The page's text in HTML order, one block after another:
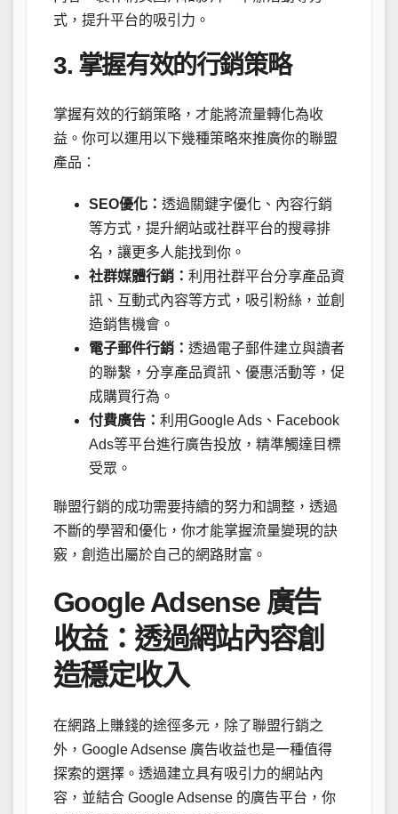
式，提升平台的吸引力。
3. 掌握有效的行銷策略
掌握有效的行銷策略，才能將流量轉化為收
益。你可以運用以下幾種策略來推廣你的聯盟
產品：
SEO優化： 透過關鍵字優化、內容行銷
等方式，提升網站或社群平台的搜尋排
名，讓更多人能找到你。
社群媒體行銷： 利用社群平台分享產品資
訊、互動式內容等方式，吸引粉絲，並創
造銷售機會。
電子郵件行銷： 透過電子郵件建立與讀者
的聯繫，分享產品資訊、優惠活動等，促
成購買行為。
付費廣告： 利用Google Ads、Facebook
Ads等平台進行廣告投放，精準觸達目標
受眾。
聯盟行銷的成功需要持續的努力和調整，透過
不斷的學習和優化，你才能掌握流量變現的訣
竅，創造出屬於自己的網路財富。
Google Adsense 廣告
收益：透過網站內容創
造穩定收入
在網路上賺錢的途徑多元，除了聯盟行銷之
外，Google Adsense 廣告收益也是一種值得
探索的選擇。透過建立具有吸引力的網站內
容，並結合 Google Adsense 的廣告平台，你